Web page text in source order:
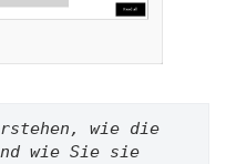
wie die
wie Sie sie